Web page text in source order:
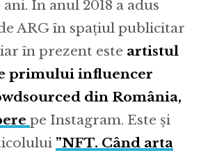
ani. În anul 2018 a adus
ARG în spațiul publicitar
în prezent este artistul
primului influencer
din România,
pe Instagram. Este și
”NFT. Când arta